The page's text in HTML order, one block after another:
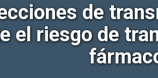
de
el riesgo de